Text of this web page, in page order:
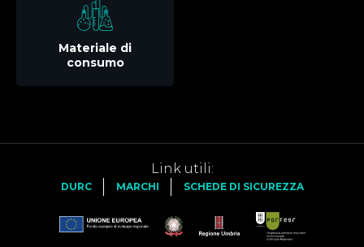
Materiale di
consumo
Link utili:
DURC MARCHI SCHEDE DI SICUREZZA